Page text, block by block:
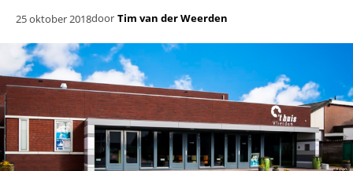
25 oktober 2018door Tim van der Weerden